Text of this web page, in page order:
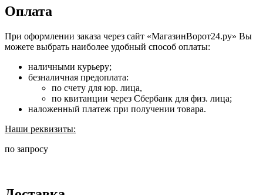
Оплата
При оформлении заказа через сайт «МагазинВорот24.ру» Вы
можете выбрать наиболее удобный способ оплаты:
наличными курьеру;
безналичная предоплата:
по счету для юр. лица,
по квитанции через Сбербанк для физ. лица;
наложенный платеж при получении товара.
Наши реквизиты:
по запросу